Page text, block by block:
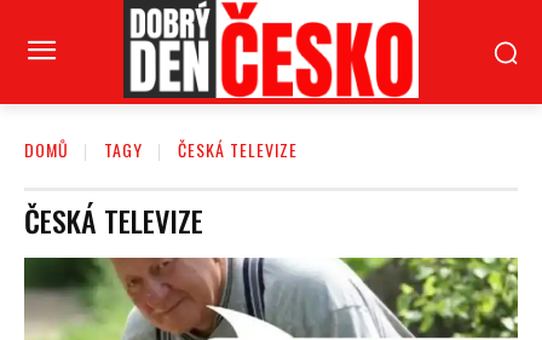
DOMŮ TAGY ČESKÁ TELEVIZE
ČESKÁ TELEVIZE